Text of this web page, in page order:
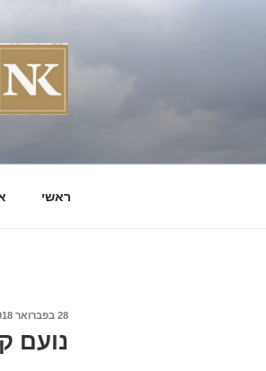
ראשי
פורסם
28 בפברואר 2018
נועם